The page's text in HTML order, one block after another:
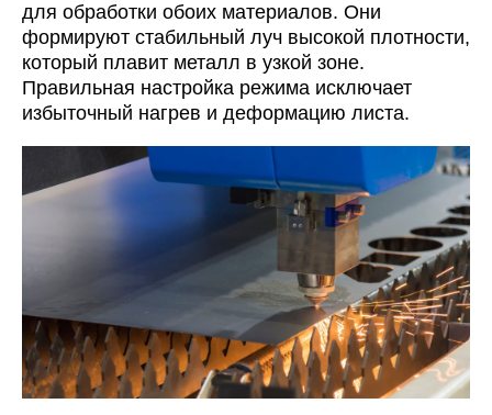
для обработки обоих материалов. Они
формируют стабильный луч высокой плотности,
который плавит металл в узкой зоне.
Правильная настройка режима исключает
избыточный нагрев и деформацию листа.